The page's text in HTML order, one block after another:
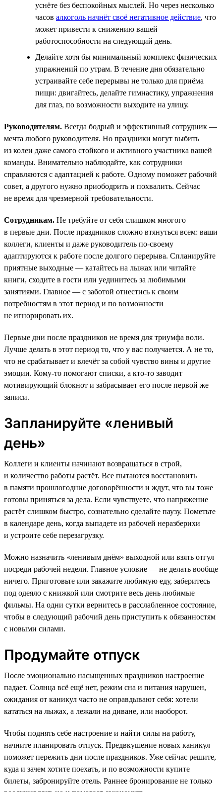
уснёте без беспокойных мыслей. Но через несколько
часов алкоголь начнёт своё негативное действие, что
может привести к снижению вашей
работоспособности на следующий день.
Делайте хотя бы минимальный комплекс физических
упражнений по утрам. В течение дня обязательно
устраивайте себе перерывы не только для приёма
пищи: двигайтесь, делайте гимнастику, упражнения
для глаз, по возможности выходите на улицу.
Руководителям. Всегда бодрый и эффективный сотрудник —
мечта любого руководителя. Но праздники могут выбить
из колеи даже самого стойкого и активного участника вашей
команды. Внимательно наблюдайте, как сотрудники
справляются с адаптацией к работе. Одному поможет рабочий
совет, а другого нужно приободрить и похвалить. Сейчас
не время для чрезмерной требовательности.
Сотрудникам. Не требуйте от себя слишком многого
в первые дни. После праздников сложно втянуться всем: ваши
коллеги, клиенты и даже руководитель по-своему
адаптируются к работе после долгого перерыва. Спланируйте
приятные выходные — катайтесь на лыжах или читайте
книги, сходите в гости или уединитесь за любимыми
занятиями. Главное — с заботой отнестись к своим
потребностям в этот период и по возможности
не игнорировать их.
Первые дни после праздников не время для триумфа воли.
Лучше делать в этот период то, что у вас получается. А не то,
что не срабатывает и влечёт за собой чувство вины и другие
эмоции. Кому-то помогают списки, а кто-то заводит
мотивирующий блокнот и забрасывает его после первой же
записи.
Запланируйте «ленивый
день»
Коллеги и клиенты начинают возвращаться в строй,
и количество работы растёт. Все пытаются восстановить
в памяти прошлогодние договорённости и ждут, что вы тоже
готовы приняться за дела. Если чувствуете, что напряжение
растёт слишком быстро, сознательно сделайте паузу. Пометьте
в календаре день, когда выпадете из рабочей неразберихи
и устроите себе перезагрузку.
Можно назначить «ленивым днём» выходной или взять отгул
посреди рабочей недели. Главное условие — не делать вообще
ничего. Приготовьте или закажите любимую еду, заберитесь
под одеяло с книжкой или смотрите весь день любимые
фильмы. На одни сутки вернитесь в расслабленное состояние,
чтобы в следующий рабочий день приступить к обязанностям
с новыми силами.
Продумайте отпуск
После эмоционально насыщенных праздников настроение
падает. Солнца всё ещё нет, режим сна и питания нарушен,
ожидания от каникул часто не оправдывают себя: хотели
кататься на лыжах, а лежали на диване, или наоборот.
Чтобы поднять себе настроение и найти силы на работу,
начните планировать отпуск. Предвкушение новых каникул
поможет пережить дни после праздников. Уже сейчас решите,
куда и зачем хотите поехать, и по возможности купите
билеты, забронируйте отель. Раннее бронирование не только